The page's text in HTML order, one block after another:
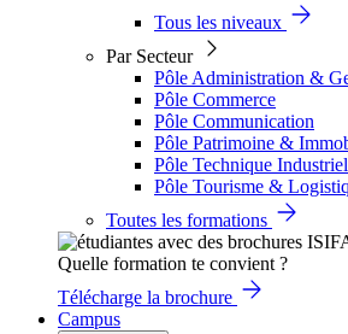
Tous les niveaux
Par Secteur
Pôle Administration &
Pôle Commerce
Pôle Communication
Pôle Patrimoine &
Pôle Technique
Pôle Tourisme &
Toutes les formations
Quelle formation te convient ?
Télécharge la brochure
Campus